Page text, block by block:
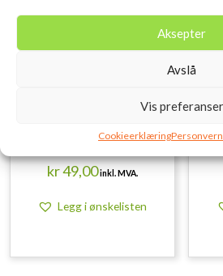
Aksepter
Avslå
Vis preferanser
Cookieerklæring
SAVAGE GEAR Lurebox 1A
kr49,00inkl. MVA.
Legg i ønskelisten